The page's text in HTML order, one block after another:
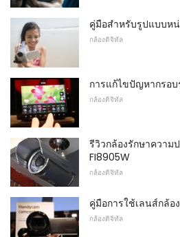
คู่มือสำหรับรูปแบบห
กล้องดิจิทัล
การแก้ไขปัญหากรอ
กล้องดิจิทัล
รีวิวกล้องรักษาความ
FI8905W
กล้องดิจิทัล
คู่มือการใช้เลนส์กล้อ
กล้องดิจิทัล